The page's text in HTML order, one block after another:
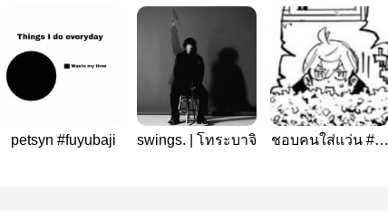
petsyn #fuyubaji swings. | โทระบาจิ
ชอบคนใส่แว่น #ふ